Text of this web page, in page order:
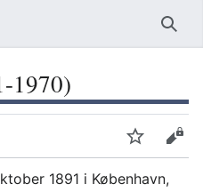
Søg
1970)
OvervågVis
1891 i København,